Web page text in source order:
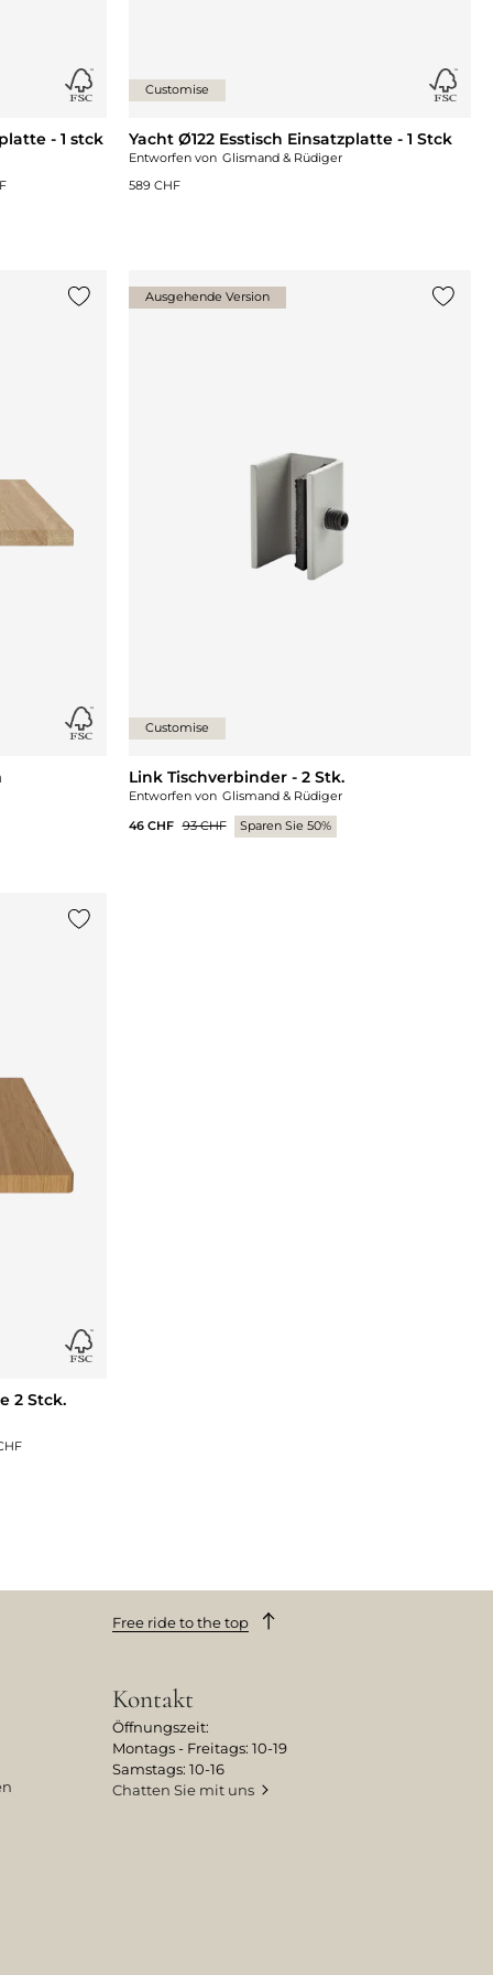
- 1 stck
Customise
Yacht Ø122 Esstisch Einsatzplatte - 1 Stck
Entworfen von Glismand & Rüdiger
589 CHF
Ausgehende Version
Customise
Link Tischverbinder - 2 Stk.
Entworfen von Glismand & Rüdiger
46 CHF 93 CHF Sparen Sie 50%
2 Stck.
Free ride to the top
Kontakt
Öffnungszeit:
Montags - Freitags: 10-19
Samstags: 10-16
Chatten Sie mit uns